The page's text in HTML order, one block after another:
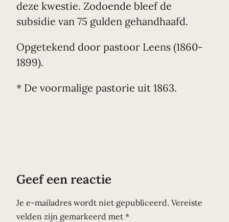
deze kwestie. Zodoende bleef de
subsidie van 75 gulden gehandhaafd.
Opgetekend door pastoor Leens (1860-
1899).
* De voormalige pastorie uit 1863.
Geef een reactie
Je e-mailadres wordt niet gepubliceerd. Vereiste
velden zijn gemarkeerd met *